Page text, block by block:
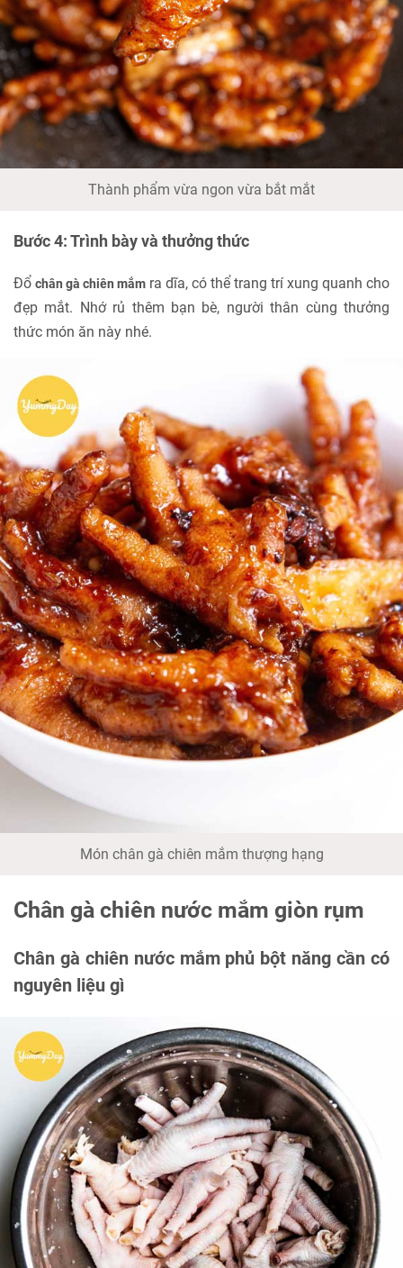
Thành phẩm vừa ngon vừa bắt mắt
Bước 4: Trình bày và thưởng thức
Đổ chân gà chiên mắm ra dĩa, có thể trang trí xung quanh cho
đẹp mắt. Nhớ rủ thêm bạn bè, người thân cùng thưởng
thức món ăn này nhé.
Món chân gà chiên mắm thượng hạng
Chân gà chiên nước mắm giòn rụm
Chân gà chiên nước mắm phủ bột năng cần có
nguyên liệu gì